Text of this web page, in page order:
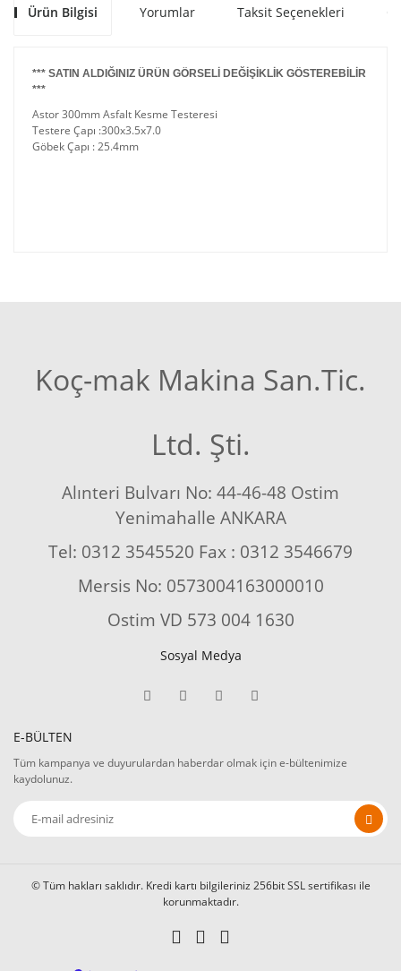
Ürün Bilgisi Yorumlar Taksit Seçenekleri
*** SATIN ALDIĞINIZ ÜRÜN GÖRSELİ DEĞİŞİKLİK GÖSTEREBİLİR
***
Astor 300mm Asfalt Kesme Testeresi
Testere Çapı :300x3.5x7.0
Göbek Çapı : 25.4mm
Koç-mak Makina San.Tic.
Ltd. Şti.
Alınteri Bulvarı No: 44-46-48 Ostim
Yenimahalle ANKARA
Tel: 0312 3545520 Fax : 0312 3546679
Mersis No: 0573004163000010
Ostim VD 573 004 1630
Sosyal Medya
E-BÜLTEN
Tüm kampanya ve duyurulardan haberdar olmak için e-bültenimize
kaydolunuz.
© Tüm hakları saklıdır. Kredi kartı bilgileriniz 256bit SSL sertifikası ile
korunmaktadır.